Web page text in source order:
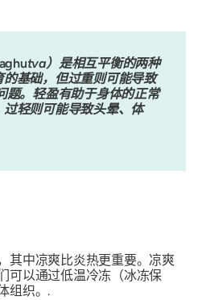
tva）是相互平衡的两种
基础，但过重则可能导致
题。轻盈有助于身体的正常
轻则可能导致头晕、体
其中凉爽比炎热更重要。凉爽
可以通过低温冷冻（冰冻保
组织。.